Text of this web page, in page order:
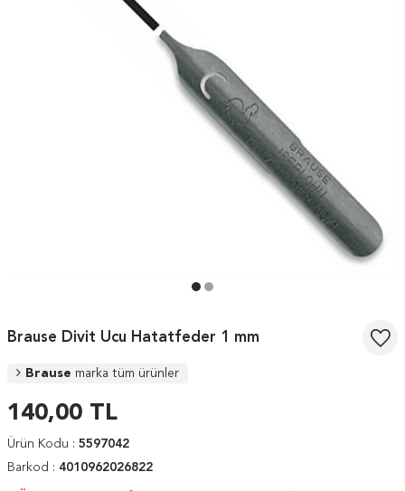
Brause Divit Ucu Hatatfeder 1 mm
Brause marka tüm ürünler
140,00 TL
Ürün Kodu : 5597042
Barkod : 4010962026822